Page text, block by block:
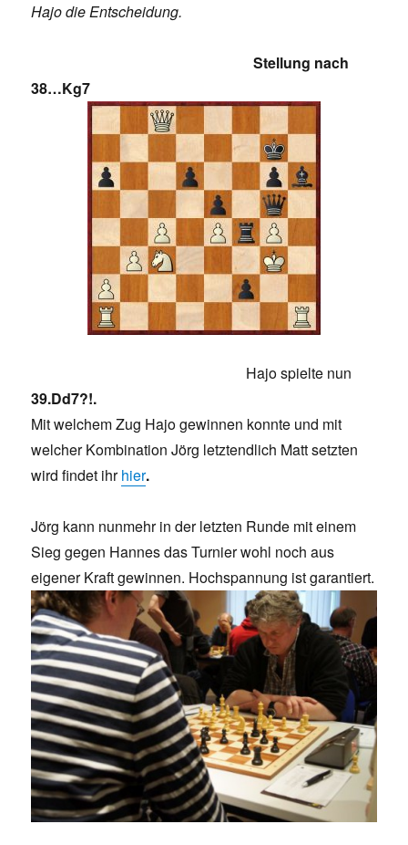
Hajo die Entscheidung.
Stellung nach
38…Kg7
Hajo spielte nun
39.Dd7?!.
Mit welchem Zug Hajo gewinnen konnte und mit
welcher Kombination Jörg letztendlich Matt setzten
wird findet ihrhier.
Jörg kann nunmehr in der letzten Runde mit einem
Sieg gegen Hannes das Turnier wohl noch aus
eigener Kraft gewinnen. Hochspannung ist garantiert.